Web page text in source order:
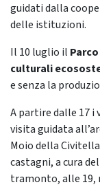
guidati dalla
delle istituzioni.
Il 10 luglio il
culturali
e senza la
A partire dalle 17
visita guidata
Moio della
castagni, a cura
tramonto, alle 19,